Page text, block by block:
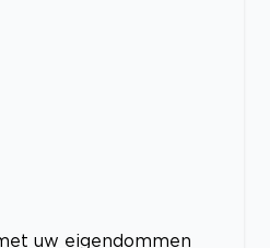
uw eigendommen